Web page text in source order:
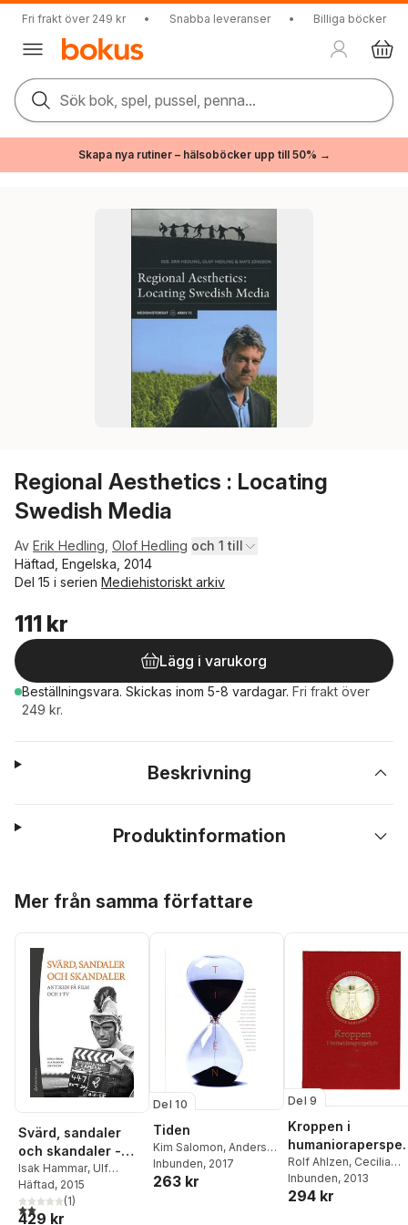
Fri frakt över 249 kr • Snabba leveranser • Billiga böcker
Sök bok, spel, pussel, penna...
Skapa nya rutiner – hälsoböcker upp till 50% →
Regional Aesthetics : Locating
Swedish Media
Av Erik Hedling Olof Hedling och 1 till
Häftad, Engelska, 2014
Del 15 i serien Mediehistoriskt arkiv
111 kr
Lägg i varukorg
Beställningsvara. Skickas inom 5-8 vardagar. Fri frakt över
249 kr.
Beskrivning
Produktinformation
Mer från samma författare
Svärd, sandaler
och skandaler -
Antiken på film och
i tv
Isak Hammar, Ulf
Zander,Therése
Anderson,
Axelson,
Häftad, 2015
2,0utav 5 stjärnor. Totalt antal röster:
(1)
429 kr
Del 10
Tiden
Kim Salomon, Anders
Ekström,Johan Fornäs
Bengt Gustafsson
Inbunden, 2017
263 kr
Del 9
Kroppen i
iv
Rolf Ahlzen, Cecilia
Benoni,Katarina
Bernhardsson
Inbunden, 2013
294 kr